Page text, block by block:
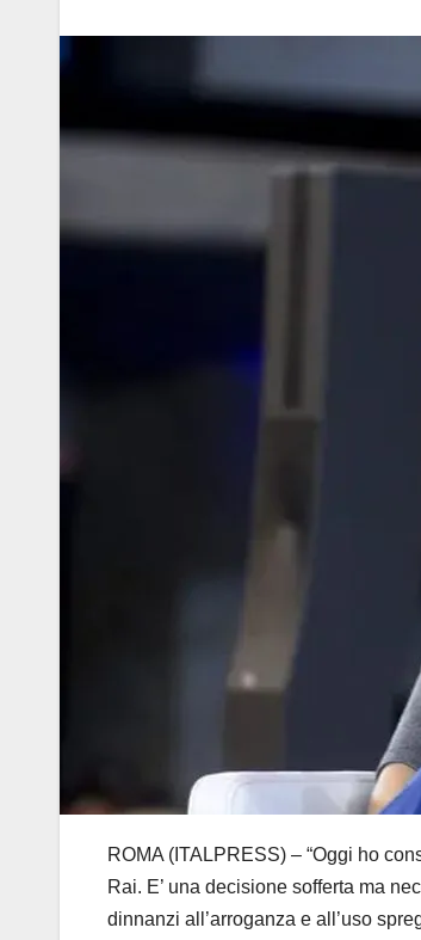
ROMA (ITALPRESS) – “Oggi ho
Rai. E’ una decisione sofferta ma
dinnanzi all’arroganza e all’uso